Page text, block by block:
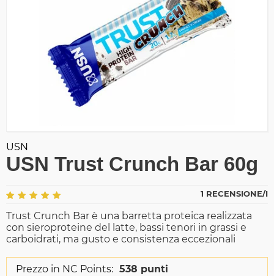
USN
USN Trust Crunch Bar 60g
1 RECENSIONE/I
Trust Crunch Bar è una barretta proteica realizzata
con sieroproteine del latte, bassi tenori in grassi e
carboidrati, ma gusto e consistenza eccezionali
Prezzo in NC Points: 538 punti